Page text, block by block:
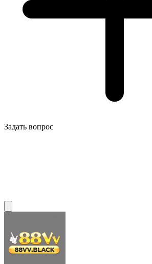
Задать вопрос